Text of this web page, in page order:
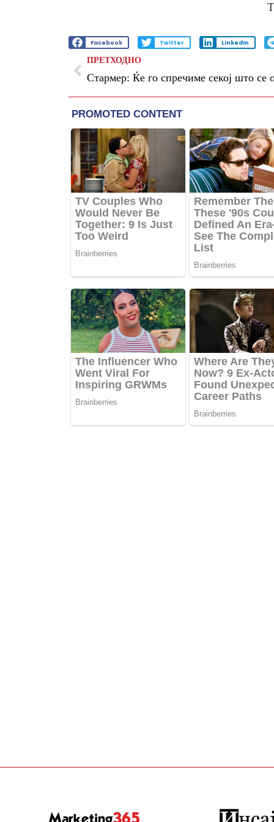
Facebook Twitter LinkedIn
ПРЕТХОДНО